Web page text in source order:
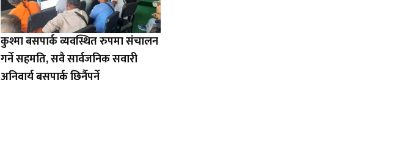
कुश्मा बसपार्क व्यवस्थित रुपमा संचालन
गर्ने सहमति, सवै सार्वजनिक सवारी
अनिवार्य बसपार्क छिर्नैपर्ने